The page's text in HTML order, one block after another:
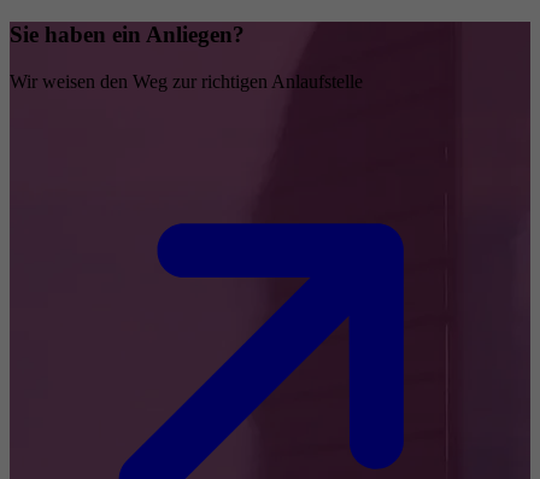
Sie haben ein Anliegen?
Wir weisen den Weg zur richtigen Anlaufstelle